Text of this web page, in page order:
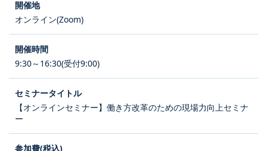
オンライン(Zoom)
9:30～16:30(受付9:00)
【オンラインセミナー】働き方改革のための現場力向上セミナ
ー